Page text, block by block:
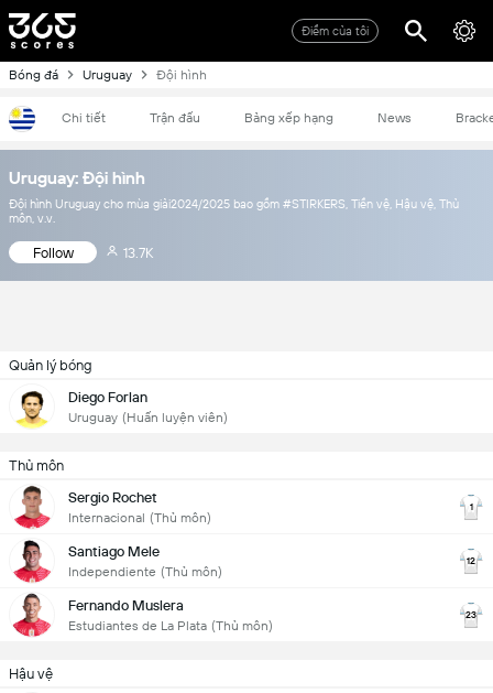
Điểm của tôi
Bóng đá Uruguay Đội hình
Chi tiết Trận đấu Bảng xếp hạng News
Uruguay: Đội hình
Đội hình Uruguay cho mùa giải2024/2025 bao gồm #STIRKERS, Tiền vệ, Hậu vệ, Thủ
môn, v.v.
Follow 13.7K
Quản lý bóng
Diego Forlan
Uruguay (Huấn luyện viên)
Thủ môn
Sergio Rochet
Internacional (Thủ môn)
1
Santiago Mele
Independiente (Thủ môn)
12
Fernando Muslera
Estudiantes de La Plata (Thủ môn)
23
Hậu vệ